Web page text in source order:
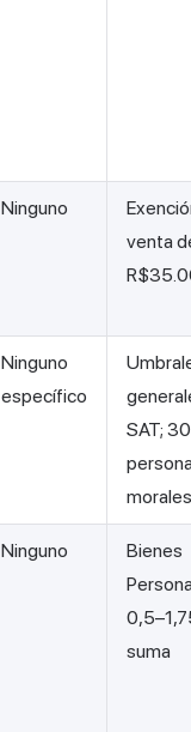
Ninguno
venta
Ninguno
específico
SAT;
morales
Ninguno
Bienes
suma